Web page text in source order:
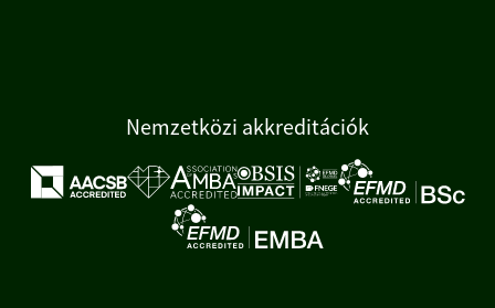
Nemzetközi akkreditációk